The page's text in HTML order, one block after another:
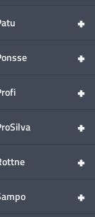
+
+
+
+
+
+